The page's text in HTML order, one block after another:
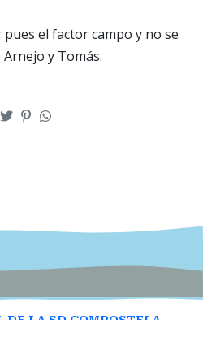
pues el factor campo y no se
y Tomás.
LA SD COMPOSTELA